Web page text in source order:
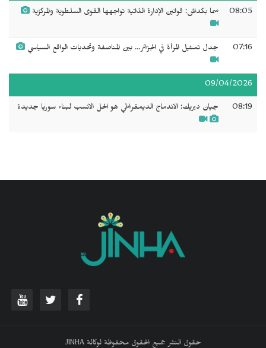
08:05 سما بكداش: قوانين الإدارة الذاتية تواجهها القوى السلطوية والمركزية
07:16 جدل تمثيل المرأة في الجزائر… بين المناصفة وتحديات الواقع السياسي
09/04/2026
08:19 جيان ديريك: الاندماج الديمقراطي هو الحل الانسب لبناء سوريا جديدة
حقوق النشر جميع الحقوق محفوظة لوكالة JINHA